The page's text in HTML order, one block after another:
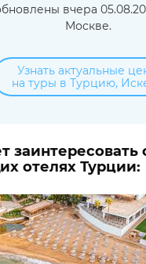
вчера
Москве.
Узнать актуальные
на туры в Турцию,
заинтересовать
отелях Турции: